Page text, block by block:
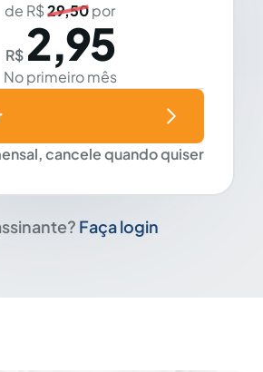
de R$29,50por
R$ 2,95
No primeiro mês
cancele quando quiser
Faça login